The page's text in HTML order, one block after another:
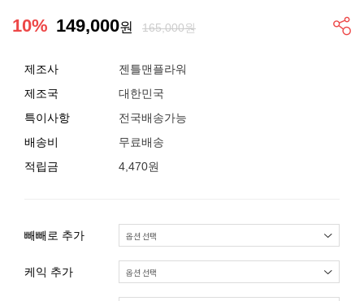
10% 149,000원 165,000원
제조사
젠틀맨플라워
제조국
대한민국
특이사항
전국배송가능
배송비
무료배송
적립금
4,470원
빼빼로 추가
케익 추가